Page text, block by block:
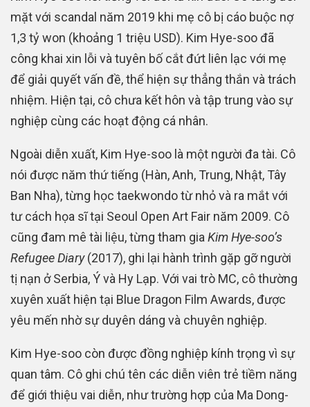
mặt với scandal năm 2019 khi mẹ cô bị cáo buộc nợ
1,3 tỷ won (khoảng 1 triệu USD). Kim Hye-soo đã
công khai xin lỗi và tuyên bố cắt đứt liên lạc với mẹ
để giải quyết vấn đề, thể hiện sự thẳng thắn và trách
nhiệm. Hiện tại, cô chưa kết hôn và tập trung vào sự
nghiệp cùng các hoạt động cá nhân.
Ngoài diễn xuất, Kim Hye-soo là một người đa tài. Cô
nói được năm thứ tiếng (Hàn, Anh, Trung, Nhật, Tây
Ban Nha), từng học taekwondo từ nhỏ và ra mắt với
tư cách họa sĩ tại Seoul Open Art Fair năm 2009. Cô
cũng đam mê tài liệu, từng tham giaKim Hye-soo’s
Refugee Diary(2017), ghi lại hành trình gặp gỡ người
tị nạn ở Serbia, Ý và Hy Lạp. Với vai trò MC, cô thường
xuyên xuất hiện tại Blue Dragon Film Awards, được
yêu mến nhờ sự duyên dáng và chuyên nghiệp.
Kim Hye-soo còn được đồng nghiệp kính trọng vì sự
quan tâm. Cô ghi chú tên các diễn viên trẻ tiềm năng
để giới thiệu vai diễn, như trường hợp của Ma Dong-